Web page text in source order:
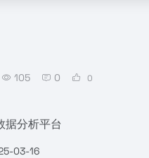
105 0 0
据分析平台
03-16